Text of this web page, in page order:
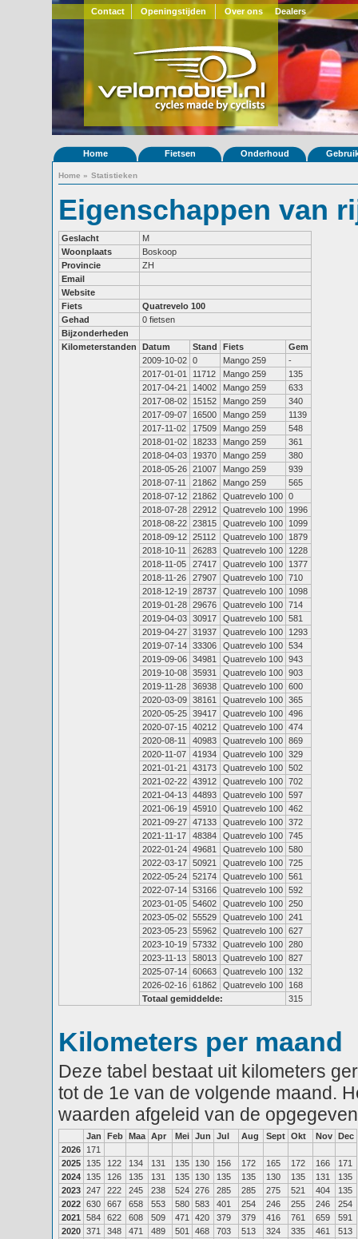
Contact Openingstijden Over ons Dealers
Home Fietsen Onderhoud
Home » Statistieken
Eigenschappen van
Geslacht
M
Woonplaats
Boskoop
Provincie
ZH
Email
Website
Fiets
Quatrevelo 100
Gehad
0 fietsen
Bijzonderheden
Kilometerstanden
Datum Stand Fiets
Gem
2009-10-02 0 Mango 259
-
2017-01-01
11712 Mango 259
135
2017-04-21
14002 Mango 259
633
2017-08-02
15152 Mango 259
340
2017-09-07
16500 Mango 259
1139
2017-11-02
17509 Mango 259
548
2018-01-02
18233 Mango 259
361
2018-04-03
19370 Mango 259
380
2018-05-26 21007 Mango 259
939
2018-07-11
21862 Mango 259
565
2018-07-12 21862 Quatrevelo 100 0
2018-07-28 22912 Quatrevelo 100
1996
2018-08-22 23815 Quatrevelo 100
1099
2018-09-12 25112 Quatrevelo 100
1879
2018-10-11
26283 Quatrevelo 100
1228
2018-11-05
27417 Quatrevelo 100
1377
2018-11-26
27907 Quatrevelo 100 710
2018-12-19 28737 Quatrevelo 100
1098
2019-01-28 29676 Quatrevelo 100 714
2019-04-03 30917 Quatrevelo 100 581
2019-04-27 31937 Quatrevelo 100
1293
2019-07-14 33306 Quatrevelo 100 534
2019-09-06 34981 Quatrevelo 100 943
2019-10-08 35931 Quatrevelo 100 903
2019-11-28
36938 Quatrevelo 100 600
2020-03-09 38161 Quatrevelo 100 365
2020-05-25 39417 Quatrevelo 100 496
2020-07-15 40212 Quatrevelo 100 474
2020-08-11
40983 Quatrevelo 100 869
2020-11-07
41934 Quatrevelo 100 329
2021-01-21
43173 Quatrevelo 100 502
2021-02-22 43912 Quatrevelo 100 702
2021-04-13 44893 Quatrevelo 100 597
2021-06-19 45910 Quatrevelo 100 462
2021-09-27 47133 Quatrevelo 100 372
2021-11-17
48384 Quatrevelo 100 745
2022-01-24 49681 Quatrevelo 100 580
2022-03-17 50921 Quatrevelo 100 725
2022-05-24 52174 Quatrevelo 100 561
2022-07-14 53166 Quatrevelo 100 592
2023-01-05 54602 Quatrevelo 100 250
2023-05-02 55529 Quatrevelo 100 241
2023-05-23 55962 Quatrevelo 100 627
2023-10-19 57332 Quatrevelo 100 280
2023-11-13
58013 Quatrevelo 100 827
2025-07-14 60663 Quatrevelo 100
132
2026-02-16 61862 Quatrevelo 100
168
Totaal gemiddelde:
315
Kilometers per maand
Deze tabel bestaat uit kilometers
tot de 1e van de volgende maand.
waarden afgeleid van de
Jan Feb Maa Apr Mei Jun Jul Aug Sept Okt Nov Dec
2026
171
2025
135 122 134 131 135 130 156 172 165 172 166
171
2024
135 126 135 131 135 130 135 135 130 135 131
135
2023 247 222 245 238 524 276 285 285 275 521 404
135
2022 630 667 658 553 580 583 401 254 246 255 246
254
2021
584 622 608 509 471 420 379 379 416 761 659
591
2020 371 348 471 489 501 468 703 513 324 335 461
513